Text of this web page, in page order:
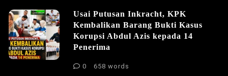
Usai Putusan Inkracht, KPK
Kembalikan Barang Bukti Kasus
Korupsi Abdul Azis kepada 14
Penerima
0 658 words